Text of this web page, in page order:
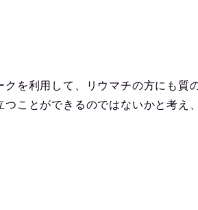
を利用して、リウマチの方にも質
ことができるのではないかと考え